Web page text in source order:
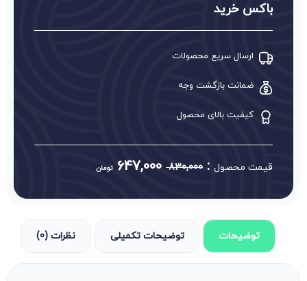
باکس خرید
ارسال سریع محصولات
ضمانت بازگشت وجه
کیفیت بالای محصول
قیمت محصول :
830,000
647,000 تومان
توضیحات توضیحات تکمیلی نظرات (0)